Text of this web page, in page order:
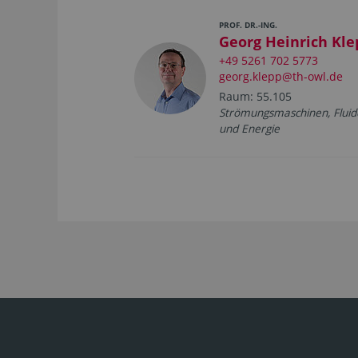
PROF. DR.-ING.
Georg Heinrich
+49 5261 702 5773
georg.klepp@th-owl.de
Raum: 55.105
Strömungsmaschinen,
und Energie